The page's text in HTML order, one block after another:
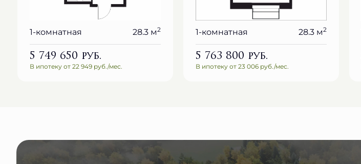
1-комнатная 28.3 м2
5 749 650 руб.
В ипотеку от 22 949 руб./мес.
1-комнатная 28.3 м2
5 763 800 руб.
В ипотеку от 23 006 руб./мес.